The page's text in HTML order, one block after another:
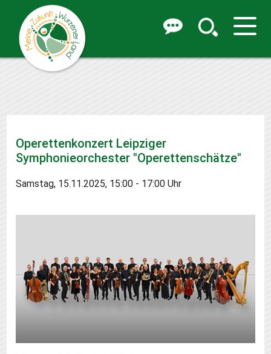
Operettenkonzert Leipziger
Symphonieorchester "Operettenschätze"
Samstag, 15.11.2025, 15:00 - 17:00 Uhr